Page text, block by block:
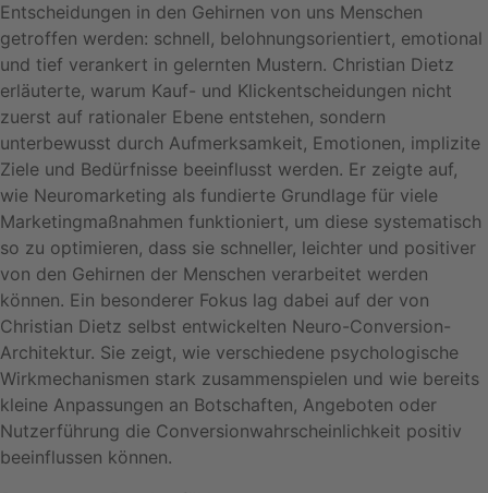
Entscheidungen in den Gehirnen von uns Menschen
getroffen werden: schnell, belohnungsorientiert, emotional
und tief verankert in gelernten Mustern. Christian Dietz
erläuterte, warum Kauf- und Klickentscheidungen nicht
zuerst auf rationaler Ebene entstehen, sondern
unterbewusst durch Aufmerksamkeit, Emotionen, implizite
Ziele und Bedürfnisse beeinflusst werden. Er zeigte auf,
wie Neuromarketing als fundierte Grundlage für viele
Marketingmaßnahmen funktioniert, um diese systematisch
so zu optimieren, dass sie schneller, leichter und positiver
von den Gehirnen der Menschen verarbeitet werden
können. Ein besonderer Fokus lag dabei auf der von
Christian Dietz selbst entwickelten Neuro-Conversion-
Architektur. Sie zeigt, wie verschiedene psychologische
Wirkmechanismen stark zusammenspielen und wie bereits
kleine Anpassungen an Botschaften, Angeboten oder
Nutzerführung die Conversionwahrscheinlichkeit positiv
beeinflussen können.